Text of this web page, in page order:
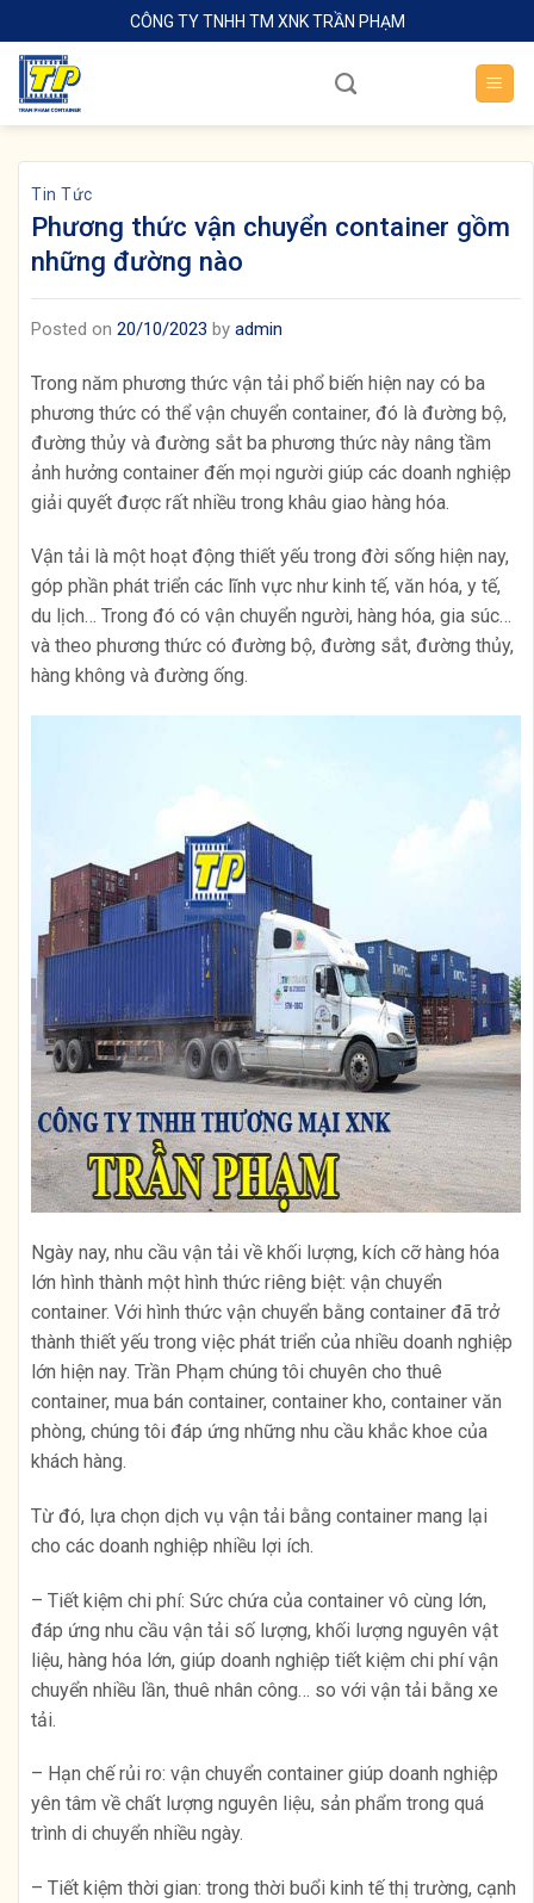
to
content
CÔNG TY TNHH TM XNK TRẦN PHẠM
Tin Tức
Phương thức vận chuyển container gồm
những đường nào
Posted on 20/10/2023 by admin
Trong năm phương thức vận tải phổ biến hiện nay có ba
phương thức có thể vận chuyển container, đó là đường bộ,
đường thủy và đường sắt ba phương thức này nâng tầm
ảnh hưởng container đến mọi người giúp các doanh nghiệp
giải quyết được rất nhiều trong khâu giao hàng hóa.
Vận tải là một hoạt động thiết yếu trong đời sống hiện nay,
góp phần phát triển các lĩnh vực như kinh tế, văn hóa, y tế,
du lịch… Trong đó có vận chuyển người, hàng hóa, gia súc…
và theo phương thức có đường bộ, đường sắt, đường thủy,
hàng không và đường ống.
Ngày nay, nhu cầu vận tải về khối lượng, kích cỡ hàng hóa
lớn hình thành một hình thức riêng biệt: vận chuyển
container. Với hình thức vận chuyển bằng container đã trở
thành thiết yếu trong việc phát triển của nhiều doanh nghiệp
lớn hiện nay. Trần Phạm chúng tôi chuyên cho thuê
container, mua bán container, container kho, container văn
phòng, chúng tôi đáp ứng những nhu cầu khắc khoe của
khách hàng.
Từ đó, lựa chọn dịch vụ vận tải bằng container mang lại
cho các doanh nghiệp nhiều lợi ích.
– Tiết kiệm chi phí: Sức chứa của container vô cùng lớn,
đáp ứng nhu cầu vận tải số lượng, khối lượng nguyên vật
liệu, hàng hóa lớn, giúp doanh nghiệp tiết kiệm chi phí vận
chuyển nhiều lần, thuê nhân công… so với vận tải bằng xe
tải.
– Hạn chế rủi ro: vận chuyển container giúp doanh nghiệp
yên tâm về chất lượng nguyên liệu, sản phẩm trong quá
trình di chuyển nhiều ngày.
– Tiết kiệm thời gian: trong thời buổi kinh tế thị trường, cạnh